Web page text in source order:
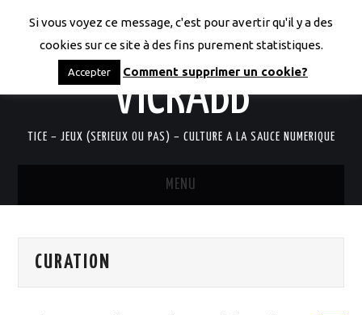
LES CODICES DE
VICRABB
TICE – JEUX (SERIEUX OU PAS) – CULTURE A LA SAUCE NUMERIQUE
MENU
QUI SUIS-JE?
CURATION
Si vous voyez ce message, c'est pour avertir qu'il y a des
cookies sur ce site à des fins purement statistiques.
Accepter Comment supprimer un cookie?